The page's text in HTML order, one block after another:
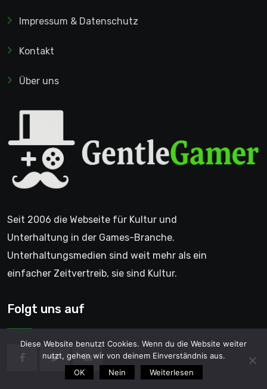
Impressum & Datenschutz
Kontakt
Über uns
Seit 2006 die Webseite für Kultur und
Unterhaltung in der Games-Branche.
Unterhaltungsmedien sind weit mehr als ein
einfacher Zeitvertreib, sie sind Kultur.
Folgt uns auf
Diese Website benutzt Cookies. Wenn du die Website weiter
nutzt, gehen wir von deinem Einverständnis aus.
OK
Nein Weiterlesen